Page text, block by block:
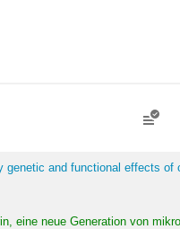
and functional effects
eine neue Generation von